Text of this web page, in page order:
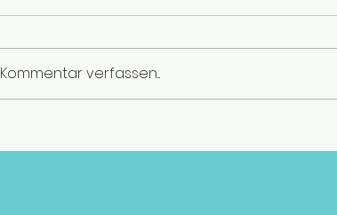
Kommentar verfassen...